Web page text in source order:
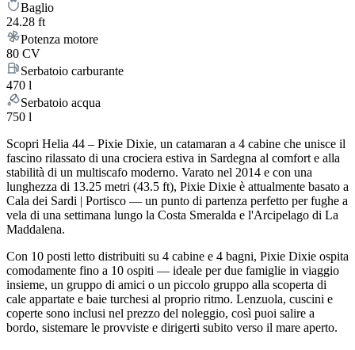
Baglio
24.28 ft
Potenza motore
80 CV
Serbatoio carburante
470 l
Serbatoio acqua
750 l
Scopri Helia 44 – Pixie Dixie, un catamaran a 4 cabine che unisce il
fascino rilassato di una crociera estiva in Sardegna al comfort e alla
stabilità di un multiscafo moderno. Varato nel 2014 e con una
lunghezza di 13.25 metri (43.5 ft), Pixie Dixie è attualmente basato a
Cala dei Sardi | Portisco — un punto di partenza perfetto per fughe a
vela di una settimana lungo la Costa Smeralda e l'Arcipelago di La
Maddalena.
Con 10 posti letto distribuiti su 4 cabine e 4 bagni, Pixie Dixie ospita
comodamente fino a 10 ospiti — ideale per due famiglie in viaggio
insieme, un gruppo di amici o un piccolo gruppo alla scoperta di
cale appartate e baie turchesi al proprio ritmo. Lenzuola, cuscini e
coperte sono inclusi nel prezzo del noleggio, così puoi salire a
bordo, sistemare le provviste e dirigerti subito verso il mare aperto.